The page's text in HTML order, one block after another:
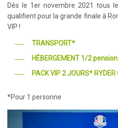
Dès le 1er novembre 2021 tous
qualifient pour la grande finale à
VIP !
TRANSPORT*
HÉBERGEMENT 1/2
PACK VIP 2 JOURS*
*Pour 1 personne